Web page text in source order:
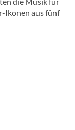
Ikonen aus fünf